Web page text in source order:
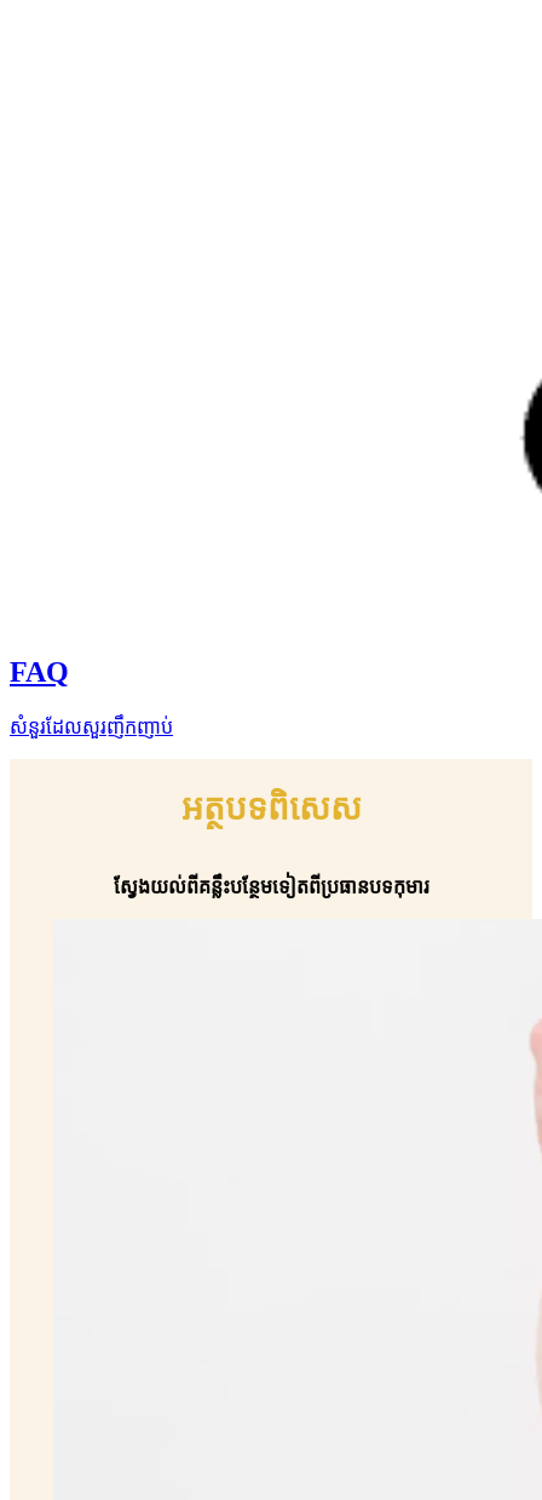
FAQ
សំនួរដែលសួរញឹកញាប់
អត្ថបទពិសេស
ស្វែងយល់ពីគន្លឹះបន្ថែមទៀតពីប្រធានបទកុមារ